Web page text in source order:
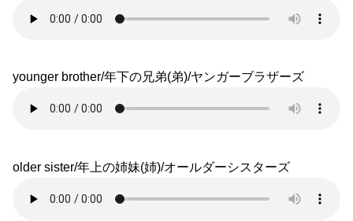
younger brother/年下の兄弟(弟)/ヤンガーブラザーズ
older sister/年上の姉妹(姉)/オールダーシスターズ